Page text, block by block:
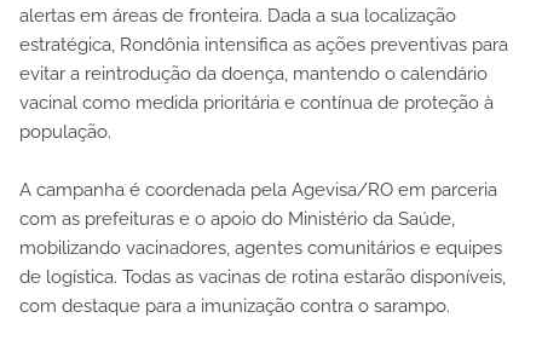
alertas em áreas de fronteira. Dada a sua localização
estratégica, Rondônia intensifica as ações preventivas para
evitar a reintrodução da doença, mantendo o calendário
vacinal como medida prioritária e contínua de proteção à
população.
A campanha é coordenada pela Agevisa/RO em parceria
com as prefeituras e o apoio do Ministério da Saúde,
mobilizando vacinadores, agentes comunitários e equipes
de logística. Todas as vacinas de rotina estarão disponíveis,
com destaque para a imunização contra o sarampo.